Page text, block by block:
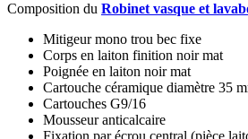
Composition du Robinet vasque et
Mitigeur mono trou bec fixe
Corps en laiton finition noir mat
Poignée en laiton noir mat
Cartouche céramique diamètre 35
Cartouches G9/16
Mousseur anticalcaire